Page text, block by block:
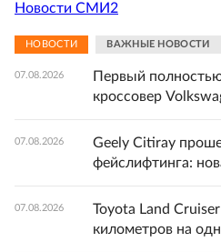
Новости СМИ2
НОВОСТИ ВАЖНЫЕ НОВОСТИ
07.08.2026
Первый
кроссовер
07.08.2026
Geely Citiray
фейслифтинга:
07.08.2026
Toyota Land
километров на